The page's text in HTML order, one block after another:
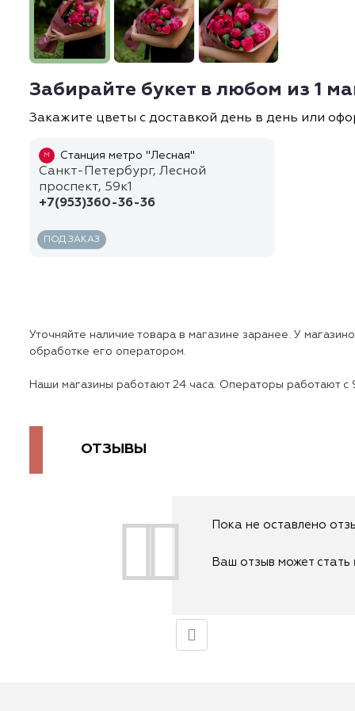
Забирайте букет в любом из 1
Закажите цветы с доставкой день в день или
М Станция метро "Лесная"
Санкт-Петербург, Лесной
проспект, 59к1
+7(953)360-36-36
ПОД ЗАКАЗ
Уточняйте наличие товара в магазине заранее. У
обработке его оператором.
Наши магазины работают 24 часа. Операторы работают с
ОТЗЫВЫ
Пока не оставлено
Ваш отзыв может стать